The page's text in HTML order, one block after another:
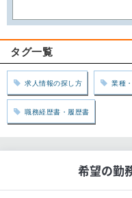
タグ一覧
求人情報の探し方 業種
職務経歴書・履歴書
希望の勤